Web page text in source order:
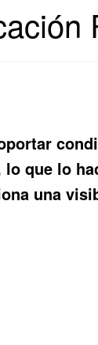
que lo
una